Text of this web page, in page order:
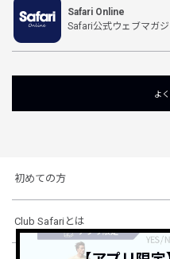
Safari Online
Safari公式ウェブマガ
よ
初めての方
Club Safariとは